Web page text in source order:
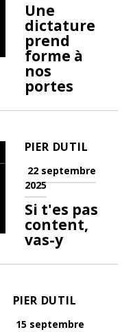
Une
dictature
prend
forme à
nos
portes
PIER DUTIL
22 septembre
2025
Si t'es pas
content,
vas-y
PIER DUTIL
15 septembre